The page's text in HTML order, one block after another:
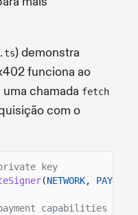
) demonstra
funciona ao
chamada fetch
com o
key
(NETWORK,
capabilities